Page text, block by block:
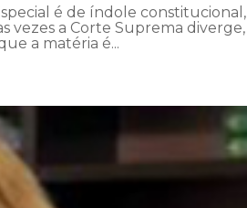
é de índole constitucional,
vezes a Corte Suprema diverge,
a matéria é...